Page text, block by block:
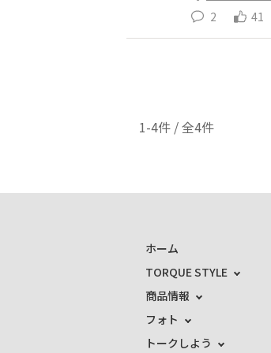
2 41
1-4件 / 全4件
ホーム
TORQUE STYLE
商品情報
フォト
トークしよう